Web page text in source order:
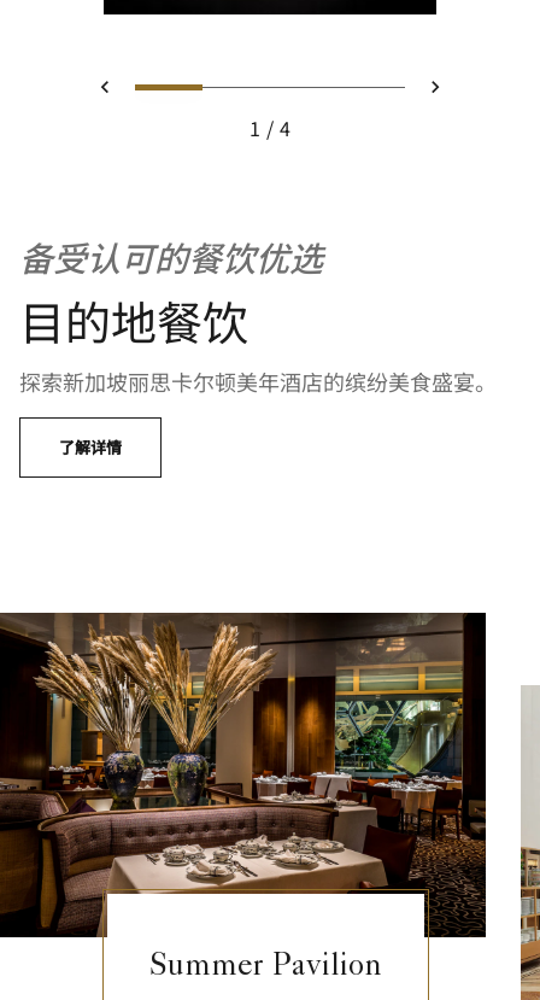
上一页幻灯片 1 - Spa Jacuzzi
幻灯片 2 - The Ritz-
幻灯片 3 - The
幻灯片 4 - A
下一页
1
4
备受认可的餐饮优选
目的地餐饮
探索新加坡丽思卡尔顿美年酒店的缤纷美食盛宴。
了解详情
Summer Pavilion